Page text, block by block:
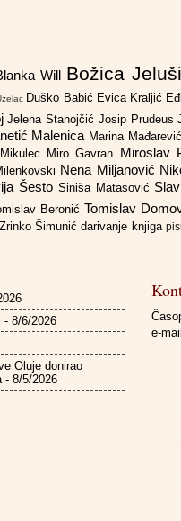
Will Božica
Duško Babić Evica Kraljić
Jelena Stanojčić Josip Prudeus
Malenica Marina Mađarević
Miro Gavran Miroslav
Nena Miljanović
Šesto Siniša Matasović
Beronić Tomislav
Zrinko Šimunićdarivanje knjiga
- 8/6/2026
Oluje donirao
- 8/5/2026
e-